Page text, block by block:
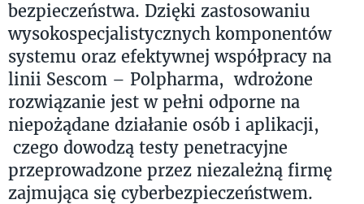
bezpieczeństwa. Dzięki zastosowaniu
wysokospecjalistycznych komponentów
systemu oraz efektywnej współpracy na
linii Sescom – Polpharma, wdrożone
rozwiązanie jest w pełni odporne na
niepożądane działanie osób i aplikacji,
czego dowodzą testy penetracyjne
przeprowadzone przez niezależną firmę
zajmująca się cyberbezpieczeństwem.